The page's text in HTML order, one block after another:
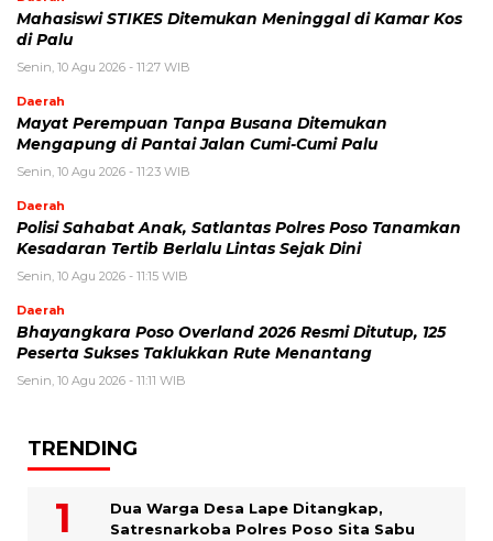
Mahasiswi STIKES Ditemukan Meninggal di Kamar Kos
di Palu
Senin, 10 Agu 2026 - 11:27 WIB
Daerah
Mayat Perempuan Tanpa Busana Ditemukan
Mengapung di Pantai Jalan Cumi-Cumi Palu
Senin, 10 Agu 2026 - 11:23 WIB
Daerah
Polisi Sahabat Anak, Satlantas Polres Poso Tanamkan
Kesadaran Tertib Berlalu Lintas Sejak Dini
Senin, 10 Agu 2026 - 11:15 WIB
Daerah
Bhayangkara Poso Overland 2026 Resmi Ditutup, 125
Peserta Sukses Taklukkan Rute Menantang
Senin, 10 Agu 2026 - 11:11 WIB
TRENDING
Dua Warga Desa Lape Ditangkap,
Satresnarkoba Polres Poso Sita Sabu